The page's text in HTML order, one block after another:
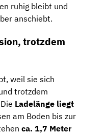
ruhig bleibt und
anschiebt.
trotzdem
weil sie sich
trotzdem
Ladelänge liegt
am Boden bis zur
ca. 1,7 Meter